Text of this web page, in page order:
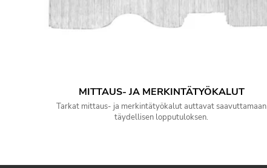
MITTAUS- JA MERKINTÄTYÖKALUT
Tarkat mittaus- ja merkintätyökalut auttavat saavuttamaan
täydellisen lopputuloksen.